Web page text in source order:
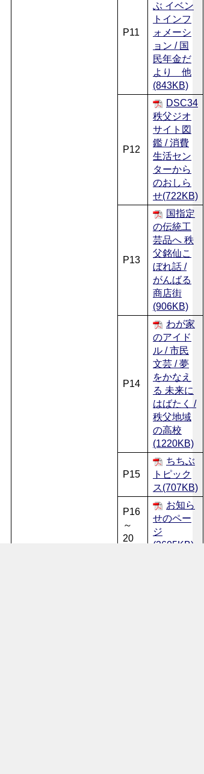
P11
ぶ イベン
トインフ
ォメーシ
ョン / 国
民年金だ
より 他
(843KB)
P12
DSC34
秩父ジオ
サイト図
鑑 / 消費
生活セン
ターから
のおしら
せ(722KB)
P13
国指定
の伝統工
芸品へ 秩
父銘仙こ
ぼれ話 /
がんばる
商店街
(906KB)
P14
わが家
のアイド
ル / 市民
文芸 / 夢
をかなえ
る 未来に
はばたく /
秩父地域
の高校
(1220KB)
P15
ちちぶ
トピック
ス(707KB)
P16
～
20
お知ら
せのペー
ジ
(2605KB)